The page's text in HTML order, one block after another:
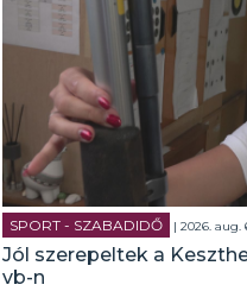
SPORT - SZABADIDŐ | 2026. aug.
Jól szerepeltek a
vb-n